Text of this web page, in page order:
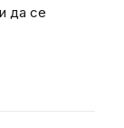
да се